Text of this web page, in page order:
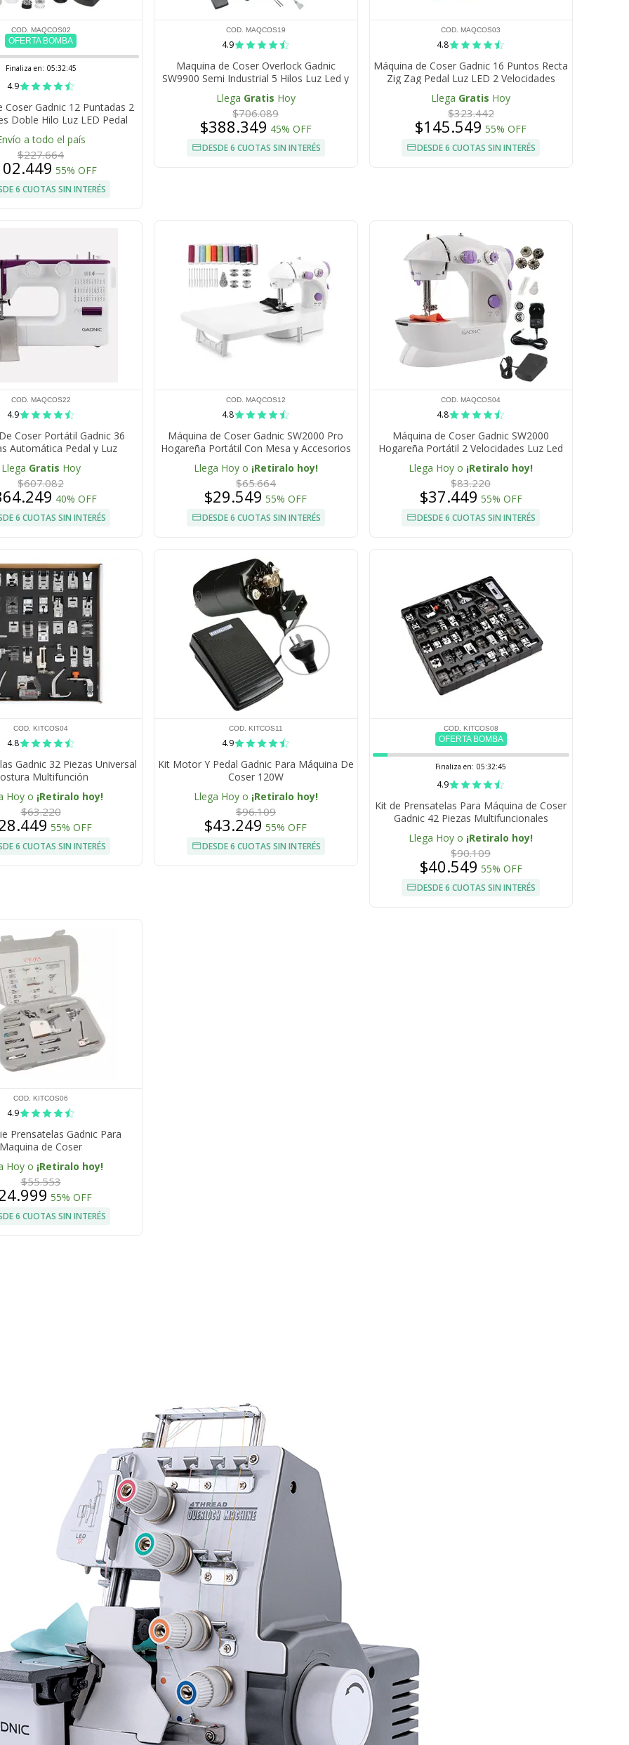
COD. MAQCOS02
OFERTA BOMBA
Finaliza en: 05:32:44
4.9
Coser Gadnic 12 Puntadas 2
Doble Hilo Luz LED Pedal
Overlock 7.2W
a todo el país
$227.664
55% OFF
6 CUOTAS SIN INTERÉS
COD. MAQCOS19
4.9
Maquina de Coser Overlock Gadnic
SW9900 Semi Industrial 5 Hilos Luz Led y
Pedal
Llega Gratis Hoy
$706.089
$388.349 45% OFF
DESDE 6 CUOTAS SIN INTERÉS
COD. MAQCOS03
4.8
Máquina de Coser Gadnic 16 Puntos Recta
Zig Zag Pedal Luz LED 2 Velocidades
Llega Gratis Hoy
$323.442
$145.549 55% OFF
DESDE 6 CUOTAS SIN INTERÉS
COD. MAQCOS22
4.9
Coser Portátil Gadnic 36
Automática Pedal y Luz
Llega Gratis Hoy
$607.082
40% OFF
6 CUOTAS SIN INTERÉS
COD. MAQCOS12
4.8
Máquina de Coser Gadnic SW2000 Pro
Hogareña Portátil Con Mesa y Accesorios
2 Velocidades Luz Led
Llega Hoy o ¡Retiralo hoy!
$65.664
$29.549 55% OFF
DESDE 6 CUOTAS SIN INTERÉS
COD. MAQCOS04
4.8
Máquina de Coser Gadnic SW2000
Hogareña Portátil 2 Velocidades Luz Led
Llega Hoy o ¡Retiralo hoy!
$83.220
$37.449 55% OFF
DESDE 6 CUOTAS SIN INTERÉS
COD. KITCOS04
4.8
Gadnic 32 Piezas Universal
Multifunción
Hoy o ¡Retiralo hoy!
$63.220
55% OFF
6 CUOTAS SIN INTERÉS
COD. KITCOS11
4.9
Kit Motor Y Pedal Gadnic Para Máquina De
Coser 120W
Llega Hoy o ¡Retiralo hoy!
$96.109
$43.249 55% OFF
DESDE 6 CUOTAS SIN INTERÉS
COD. KITCOS08
OFERTA BOMBA
Finaliza en: 05:32:44
4.9
Kit de Prensatelas Para Máquina de Coser
Gadnic 42 Piezas Multifuncionales
Llega Hoy o ¡Retiralo hoy!
$90.109
$40.549 55% OFF
DESDE 6 CUOTAS SIN INTERÉS
COD. KITCOS06
4.9
Prensatelas Gadnic Para
Maquina de Coser
Hoy o ¡Retiralo hoy!
$55.553
55% OFF
6 CUOTAS SIN INTERÉS